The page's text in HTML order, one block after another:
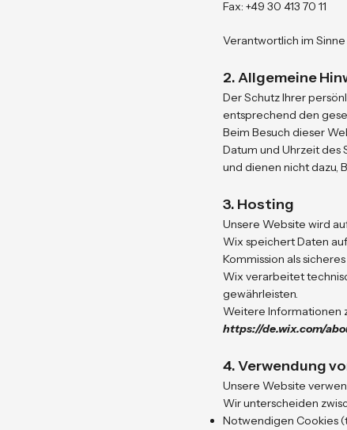
Fax: +49 30 413 70 11
Verantwortlich im
2. Allgemeine
Der Schutz Ihrer
entsprechend den
Beim Besuch dieser
Datum und Uhrzeit des
und dienen nicht dazu,
3. Hosting
Unsere Website wird
Wix speichert Daten
Kommission als
Wix verarbeitet
gewährleisten.
Weitere Informationen
https://de.wix.com/
4. Verwendung
Unsere Website
Wir unterscheiden
Notwendigen Cookies